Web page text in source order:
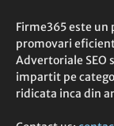
Firme365 este
promovari
Advertoriale SEO
impartit pe
ridicata inca din